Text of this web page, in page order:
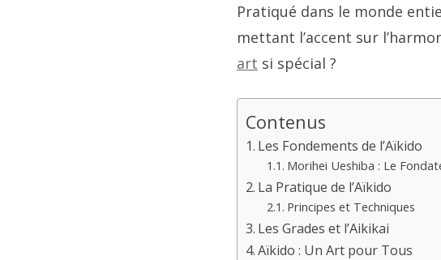
Pratiqué dans le monde
mettant l’accent sur
art si spécial ?
Contenus
Les Fondements de l’Aïkido
Morihei Ueshiba : Le
La Pratique de l’Aïkido
Principes et Techniques
Les Grades et l’Aikikai
Aïkido : Un Art pour Tous